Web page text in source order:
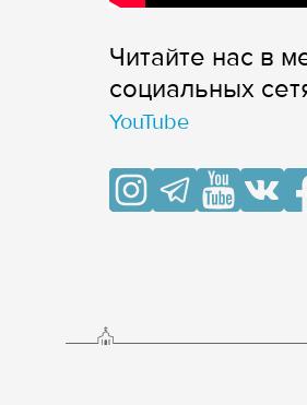
Читайте нас в
cоциальных
YouTube